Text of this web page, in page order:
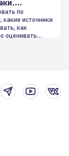
по
какие источники
как
оценивать